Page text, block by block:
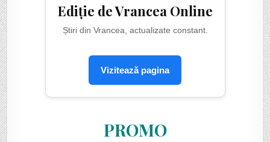
Ediție de Vrancea Online
Știri din Vrancea, actualizate constant.
Vizitează pagina
PROMO